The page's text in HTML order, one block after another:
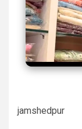
jamshedpur